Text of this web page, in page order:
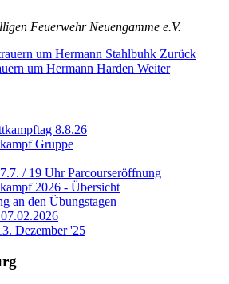
Feuerwehr Neuengamme e.V.
um Hermann Stahlbuhk Zurück
um Hermann Harden Weiter
8.8.26
Gruppe
/ 19 Uhr Parcourseröffnung
2026 - Übersicht
an den Übungstagen
Dezember '25